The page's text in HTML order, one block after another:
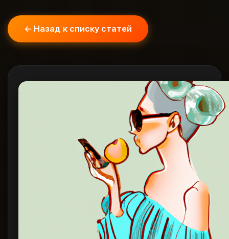
← Назад к списку статей